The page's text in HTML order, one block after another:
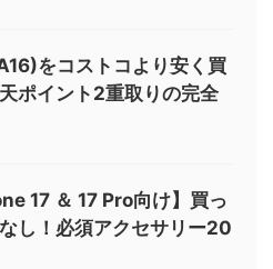
をコストコより安く買
ポイント2重取りの完全
17 ＆ 17 Pro向け】買っ
し！必須アクセサリー20